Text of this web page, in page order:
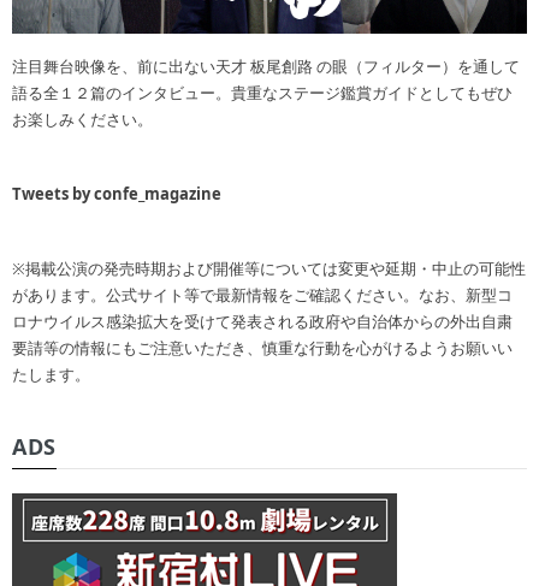
注目舞台映像を、前に出ない天才 板尾創路 の眼（フィルター）を通して
語る全１２篇のインタビュー。貴重なステージ鑑賞ガイドとしてもぜひ
お楽しみください。
Tweets by confe_magazine
※掲載公演の発売時期および開催等については変更や延期・中止の可能性
があります。公式サイト等で最新情報をご確認ください。なお、新型コ
ロナウイルス感染拡大を受けて発表される政府や自治体からの外出自粛
要請等の情報にもご注意いただき、慎重な行動を心がけるようお願いい
たします。
ADS